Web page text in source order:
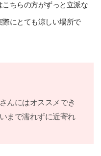
ちらの方がずっと立派な
にとても涼しい場所で
んにはオススメでき
まで濡れずに近寄れ